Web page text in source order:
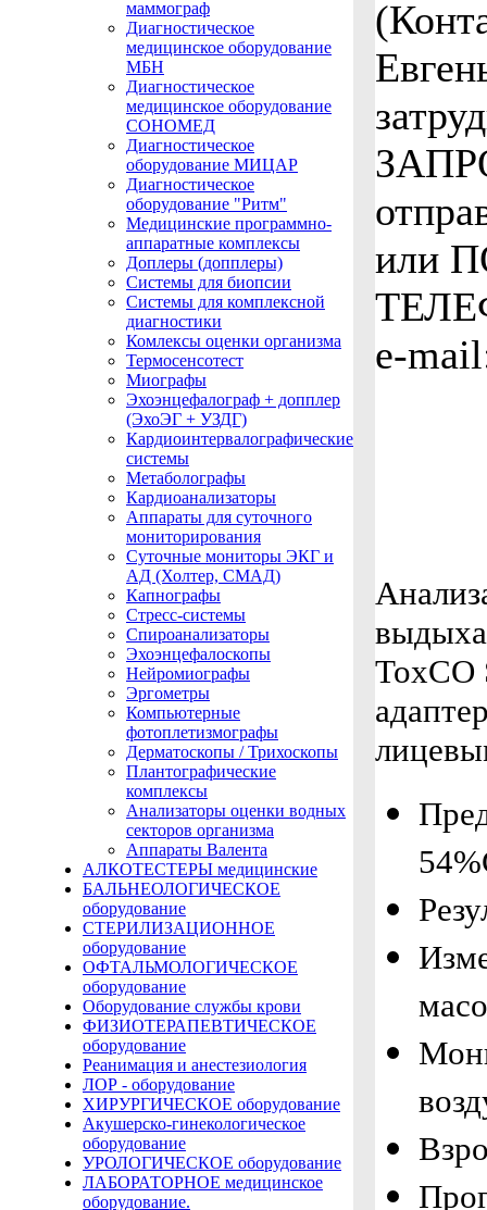
маммограф
Диагностическое
медицинское оборудование
МБН
Диагностическое
медицинское оборудование
СОНОМЕД
Диагностическое
оборудование МИЦАР
Диагностическое
оборудование "Ритм"
Медицинские программно-
аппаратные комплексы
Доплеры (допплеры)
Системы для биопсии
Системы для комплексной
диагностики
Комлексы оценки организма
Термосенсотест
Миографы
Эхоэнцефалограф + допплер
(ЭхоЭГ + УЗДГ)
Кардиоинтервалографические
системы
Метаболографы
Кардиоанализаторы
Аппараты для суточного
мониторирования
Суточные мониторы ЭКГ и
АД (Холтер, СМАД)
Капнографы
Стресс-системы
Спироанализаторы
Эхоэнцефалоскопы
Нейромиографы
Эргометры
Компьютерные
фотоплетизмографы
Дерматоскопы / Трихоскопы
Плантографические
комплексы
Анализаторы оценки водных
секторов организма
Аппараты Валента
АЛКОТЕСТЕРЫ медицинские
БАЛЬНЕОЛОГИЧЕСКОЕ
оборудование
СТЕРИЛИЗАЦИОННОЕ
оборудование
ОФТАЛЬМОЛОГИЧЕСКОЕ
оборудование
Оборудование службы крови
ФИЗИОТЕРАПЕВТИЧЕСКОЕ
оборудование
Реанимация и анестезиология
ЛОР - оборудование
ХИРУРГИЧЕСКОЕ оборудование
Акушерско-гинекологическое
оборудование
УРОЛОГИЧЕСКОЕ оборудование
ЛАБОРАТОРНОЕ медицинское
оборудование.
или
e-
ToxCO